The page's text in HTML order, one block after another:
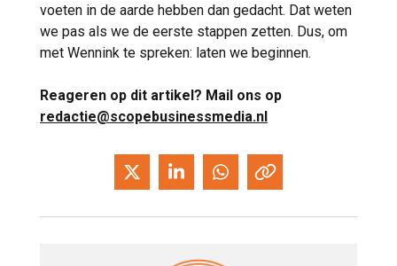
voeten in de aarde hebben dan gedacht. Dat weten
we pas als we de eerste stappen zetten. Dus, om
met Wennink te spreken: laten we beginnen.
Reageren op dit artikel? Mail ons op
redactie@scopebusinessmedia.nl